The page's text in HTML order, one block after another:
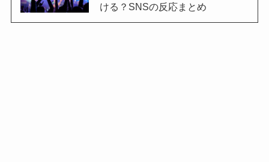
ける？SNSの反応まとめ